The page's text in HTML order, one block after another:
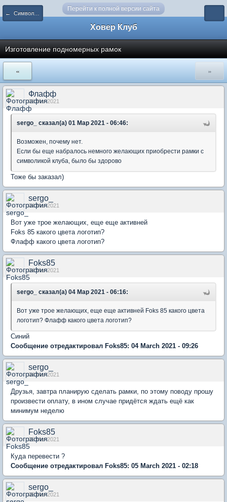
Перейти к полной версии сайта
← Символика
Ховер Клуб
Изготовление подномерных рамок
« »
Флафф
03 Mar 2021
sergo_ сказал(а) 01 Мар 2021 - 06:46:
Возможен, почему нет.
Если бы еще набралось немного желающих приобрести рамки с
символикой клуба, было бы здорово
Тоже бы заказал)
sergo_
04 Mar 2021
Вот уже трое желающих, еще еще активней
Foks 85 какого цвета логотип?
Флафф какого цвета логотип?
Foks85
04 Mar 2021
sergo_ сказал(а) 04 Мар 2021 - 06:16:
Вот уже трое желающих, еще еще активней Foks 85 какого цвета
логотип? Флафф какого цвета логотип?
Синий
Сообщение отредактировал Foks85: 04 March 2021 - 09:26
sergo_
04 Mar 2021
Друзья, завтра планирую сделать рамки, по этому поводу прошу
произвести оплату, в ином случае придётся ждать ещё как
минимум неделю
Foks85
05 Mar 2021
Куда перевести ?
Сообщение отредактировал Foks85: 05 March 2021 - 02:18
sergo_
05 Mar 2021